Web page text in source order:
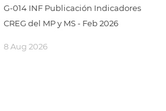
G-014 INF Publicación Indicadores
CREG del MP y MS - Feb 2026
8 Aug 2026